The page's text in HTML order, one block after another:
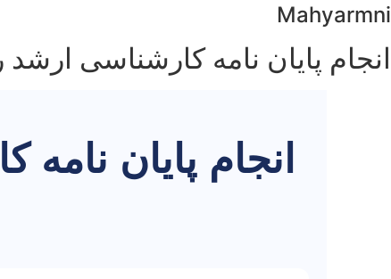
Mahyarmni
انجام پایان نامه کارشناسی
انجام پایان